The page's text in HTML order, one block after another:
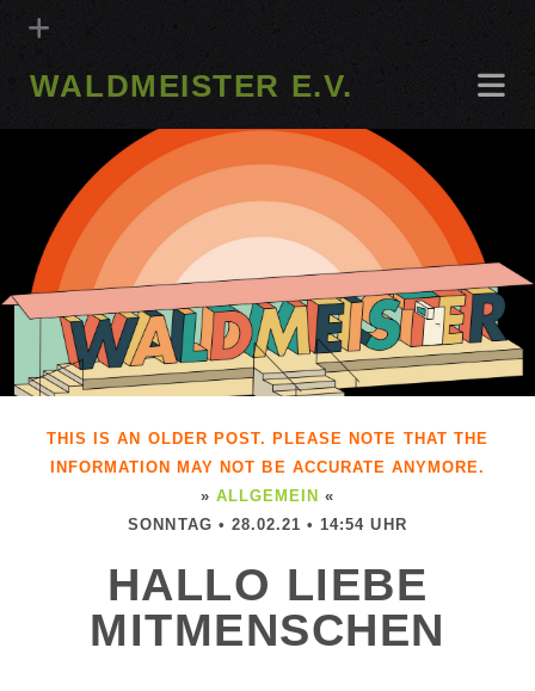
WALDMEISTER E.V.
THIS IS AN OLDER POST. PLEASE NOTE THAT THE
INFORMATION MAY NOT BE ACCURATE ANYMORE.
» ALLGEMEIN «
SONNTAG • 28.02.21 • 14:54 UHR
HALLO LIEBE
MITMENSCHEN